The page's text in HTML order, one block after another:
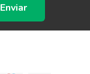
Enviar